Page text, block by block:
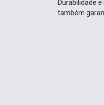
Durabilidade
também